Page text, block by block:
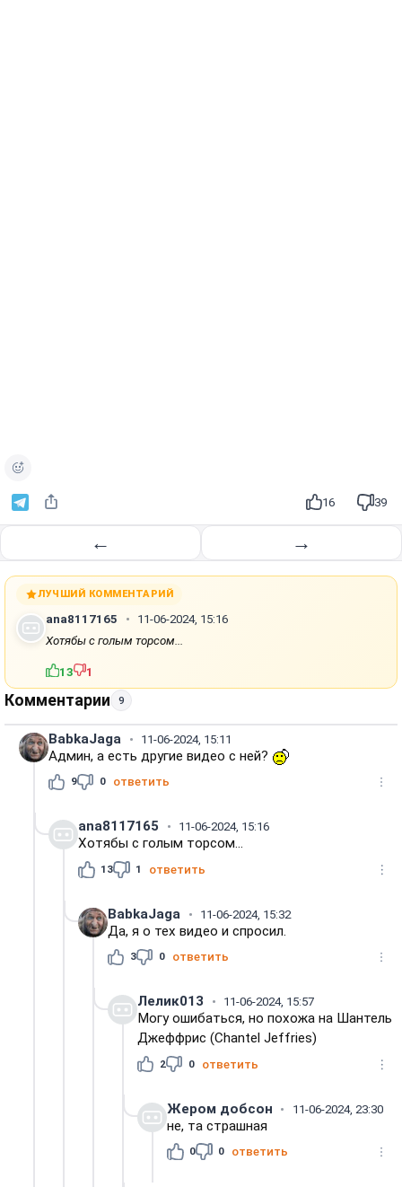
16 39
← →
ЛУЧШИЙ КОММЕНТАРИЙ
ana8117165
11-06-2024, 15:16
Хотябы с голым торсом...
13 1
Комментарии 9
BabkaJaga 11-06-2024, 15:11
Админ, а есть другие видео с ней?
9 0 ответить
ana8117165 11-06-2024, 15:16
Хотябы с голым торсом...
13 1 ответить
BabkaJaga 11-06-2024, 15:32
Да, я о тех видео и спросил.
3 0 ответить
Лелик013 11-06-2024, 15:57
Могу ошибаться, но похожа на Шантель
Джеффрис (Chantel Jeffries)
2 0 ответить
Жером добсон 11-06-2024, 23:30
не, та страшная
0 0 ответить